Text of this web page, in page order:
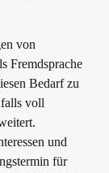
von
Fremdsprache
Bedarf zu
voll
und
für